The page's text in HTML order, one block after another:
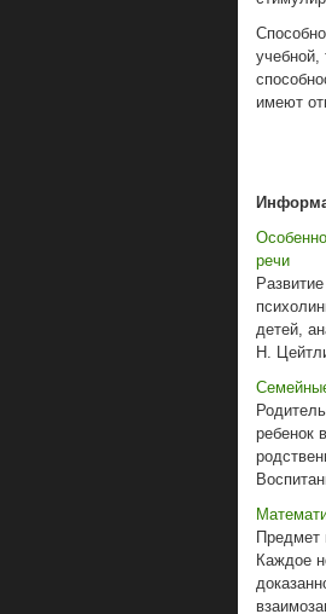
учебной,
имеют
речи
детей,
Н.
ребенок
Предмет
Каждое